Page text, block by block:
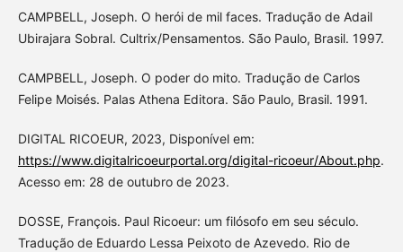
CAMPBELL, Joseph. O herói de mil faces. Tradução de Adail
Ubirajara Sobral. Cultrix/Pensamentos. São Paulo, Brasil. 1997.
CAMPBELL, Joseph. O poder do mito. Tradução de Carlos
Felipe Moisés. ‎Palas Athena Editora. São Paulo, Brasil. 1991.
DIGITAL RICOEUR, 2023, Disponível em:
https://www.digitalricoeurportal.org/digital-ricoeur/About.php.
Acesso em: 28 de outubro de 2023.
DOSSE, François. Paul Ricoeur: um filósofo em seu século.
Tradução de Eduardo Lessa Peixoto de Azevedo. Rio de